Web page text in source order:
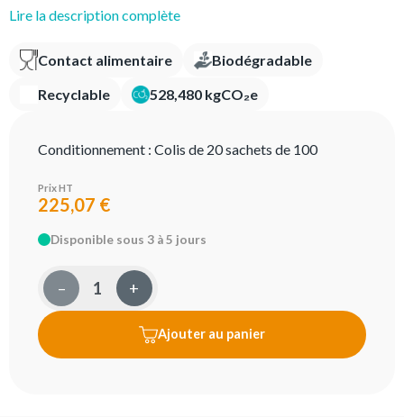
Lire la description complète
Contact alimentaire Biodégradable
Recyclable 528,480 kgCO₂e
Conditionnement : Colis de 20 sachets de 100
Prix HT
225,07 €
Disponible sous 3 à 5 jours
– +
Ajouter au panier